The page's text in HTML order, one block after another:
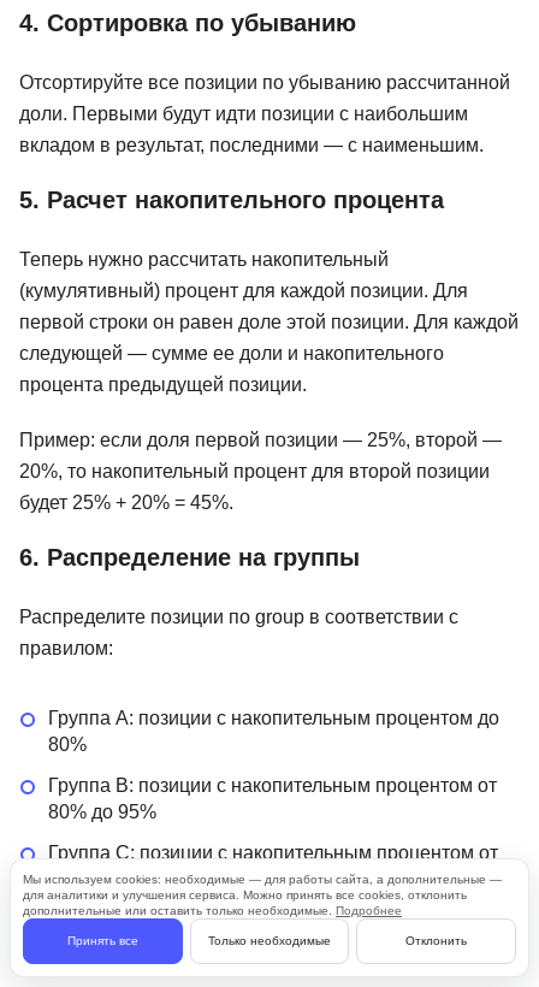
4. Сортировка по убыванию
Отсортируйте все позиции по убыванию рассчитанной
доли. Первыми будут идти позиции с наибольшим
вкладом в результат, последними — с наименьшим.
5. Расчет накопительного процента
Теперь нужно рассчитать накопительный
(кумулятивный) процент для каждой позиции. Для
первой строки он равен доле этой позиции. Для каждой
следующей — сумме ее доли и накопительного
процента предыдущей позиции.
Пример: если доля первой позиции — 25%, второй —
20%, то накопительный процент для второй позиции
будет 25% + 20% = 45%.
6. Распределение на группы
Распределите позиции по group в соответствии с
правилом:
Группа A: позиции с накопительным процентом до
80%
Группа B: позиции с накопительным процентом от
80% до 95%
Группа C: позиции с накопительным процентом от
95% до 100%
Вот как это может выглядеть в таблице:
Мы используем cookies: необходимые — для работы сайта, а дополнительные —
для аналитики и улучшения сервиса. Можно принять все cookies, отклонить
дополнительные или оставить только необходимые. Подробнее
Принять все Только необходимые Отклонить